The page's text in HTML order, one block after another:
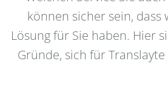
können sicher sein, dass
Lösung für Sie haben. Hier
Gründe, sich für